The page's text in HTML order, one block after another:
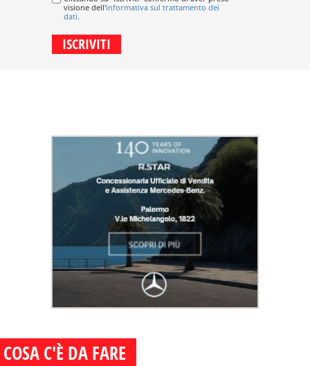
visione dell'informativa sul trattamento dei
dati.
COSA C'È DA FARE